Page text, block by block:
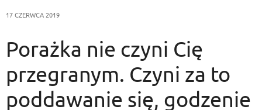
17 CZERWCA 2019
Porażka nie czyni Cię
przegranym. Czyni za to
poddawanie się, godzenie